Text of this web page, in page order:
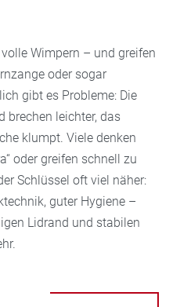
Wimpern – und greifen
oder sogar
gibt es Probleme: Die
brechen leichter, das
klumpt. Viele denken
oder greifen schnell zu
Schlüssel oft viel näher:
guter Hygiene –
Lidrand und stabilen